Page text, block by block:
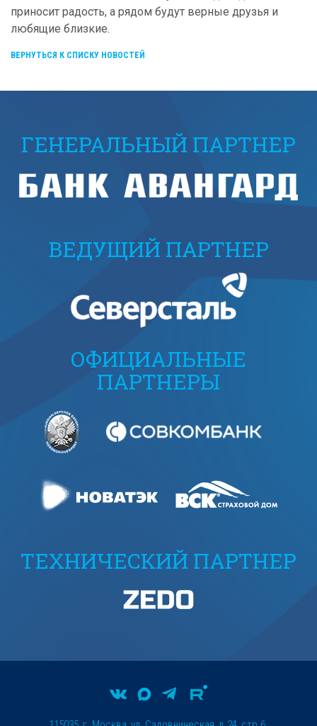
приносит радость, а рядом будут верные друзья и
любящие близкие.
ВЕРНУТЬСЯ К СПИСКУ НОВОСТЕЙ
ГЕНЕРАЛЬНЫЙ ПАРТНЕР
ВЕДУЩИЙ ПАРТНЕР
ОФИЦИАЛЬНЫЕ
ПАРТНЕРЫ
ТЕХНИЧЕСКИЙ ПАРТНЕР